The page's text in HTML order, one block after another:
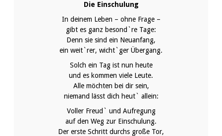
Die Einschulung
In deinem Leben – ohne Frage –
gibt es ganz besond`re Tage:
Denn sie sind ein Neuanfang,
ein weit`rer, wicht`ger Übergang.
Solch ein Tag ist nun heute
und es kommen viele Leute.
Alle möchten bei dir sein,
niemand lässt dich heut` allein:
Voller Freud` und Aufregung
auf den Weg zur Einschulung.
Der erste Schritt durchs große Tor,